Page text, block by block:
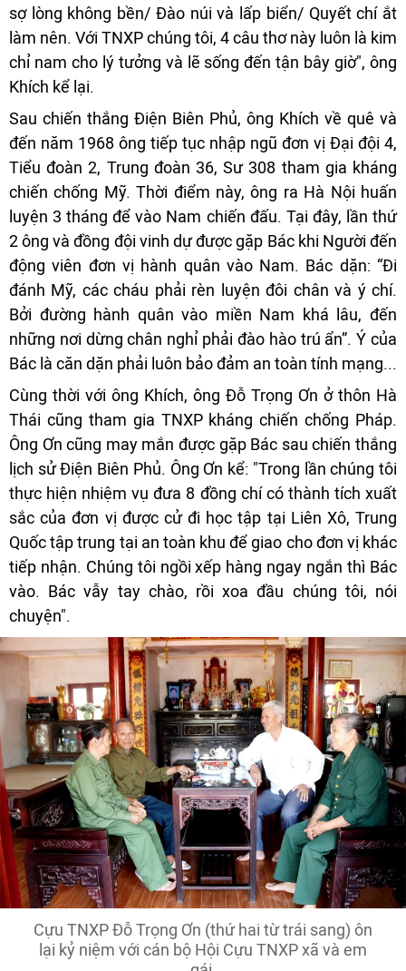
sợ lòng không bền/ Đào núi và lấp biển/ Quyết chí ắt
làm nên. Với TNXP chúng tôi, 4 câu thơ này luôn là kim
chỉ nam cho lý tưởng và lẽ sống đến tận bây giờ", ông
Khích kể lại.
Sau chiến thắng Điện Biên Phủ, ông Khích về quê và
đến năm 1968 ông tiếp tục nhập ngũ đơn vị Đại đội 4,
Tiểu đoàn 2, Trung đoàn 36, Sư 308 tham gia kháng
chiến chống Mỹ. Thời điểm này, ông ra Hà Nội huấn
luyện 3 tháng để vào Nam chiến đấu. Tại đây, lần thứ
2 ông và đồng đội vinh dự được gặp Bác khi Người đến
động viên đơn vị hành quân vào Nam. Bác dặn: “Đi
đánh Mỹ, các cháu phải rèn luyện đôi chân và ý chí.
Bởi đường hành quân vào miền Nam khá lâu, đến
những nơi dừng chân nghỉ phải đào hào trú ẩn”. Ý của
Bác là căn dặn phải luôn bảo đảm an toàn tính mạng...
Cùng thời với ông Khích, ông Đỗ Trọng Ơn ở thôn Hà
Thái cũng tham gia TNXP kháng chiến chống Pháp.
Ông Ơn cũng may mắn được gặp Bác sau chiến thắng
lịch sử Điện Biên Phủ. Ông Ơn kể: "Trong lần chúng tôi
thực hiện nhiệm vụ đưa 8 đồng chí có thành tích xuất
sắc của đơn vị được cử đi học tập tại Liên Xô, Trung
Quốc tập trung tại an toàn khu để giao cho đơn vị khác
tiếp nhận. Chúng tôi ngồi xếp hàng ngay ngắn thì Bác
vào. Bác vẫy tay chào, rồi xoa đầu chúng tôi, nói
chuyện".
Cựu TNXP Đỗ Trọng Ơn (thứ hai từ trái sang) ôn
lại kỷ niệm với cán bộ Hội Cựu TNXP xã và em